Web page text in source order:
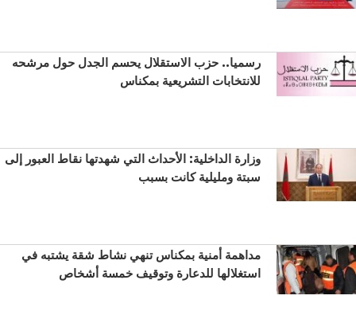
رسميا.. حزب الاستقلال يحسم الجدل حول مرشحه
للانتخابات التشريعية بمكناس
وزارة الداخلية: الأحداث التي شهدتها نقاط العبور إلى
سبتة ومليلية كانت بسبب
مداهمة أمنية بمكناس تنهي نشاط شقة يشتبه في
استغلالها للدعارة وتوقيف خمسة أشخاص